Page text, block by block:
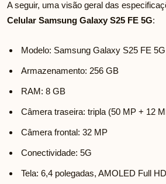
A seguir, uma visão geral das
Celular Samsung Galaxy S25 FE 5G:
Modelo: Samsung Galaxy S25 FE 5G
Armazenamento: 256 GB
RAM: 8 GB
Câmera traseira: tripla (50 MP + 12
Câmera frontal: 32 MP
Conectividade: 5G
Tela: 6,4 polegadas, AMOLED Full